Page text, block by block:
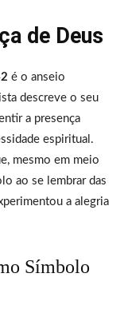
de Deus
é o anseio
descreve o seu
a presença
espiritual.
mesmo em meio
ao se lembrar das
a alegria
Símbolo